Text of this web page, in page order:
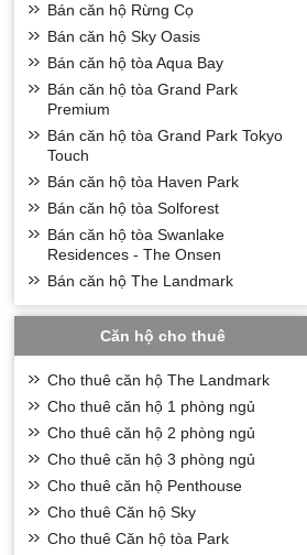
Bán căn hộ Rừng Cọ
Bán căn hộ Sky Oasis
Bán căn hộ tòa Aqua Bay
Bán căn hộ tòa Grand Park
Premium
Bán căn hộ tòa Grand Park Tokyo
Touch
Bán căn hộ tòa Haven Park
Bán căn hộ tòa Solforest
Bán căn hộ tòa Swanlake
Residences - The Onsen
Bán căn hộ The Landmark
Căn hộ cho thuê
Cho thuê căn hộ The Landmark
Cho thuê căn hộ 1 phòng ngủ
Cho thuê căn hộ 2 phòng ngủ
Cho thuê căn hộ 3 phòng ngủ
Cho thuê căn hộ Penthouse
Cho thuê Căn hộ Sky
Cho thuê Căn hộ tòa Park